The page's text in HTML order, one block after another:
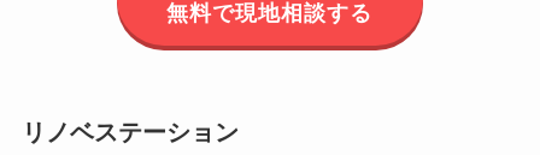
無料で現地相談する
リノベステーション